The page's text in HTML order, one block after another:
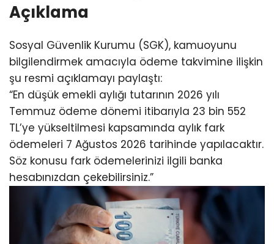
Açıklama
Sosyal Güvenlik Kurumu (SGK), kamuoyunu
bilgilendirmek amacıyla ödeme takvimine ilişkin
şu resmi açıklamayı paylaştı:
“En düşük emekli aylığı tutarının 2026 yılı
Temmuz ödeme dönemi itibarıyla 23 bin 552
TL’ye yükseltilmesi kapsamında aylık fark
ödemeleri 7 Ağustos 2026 tarihinde yapılacaktır.
Söz konusu fark ödemelerinizi ilgili banka
hesabınızdan çekebilirsiniz.”